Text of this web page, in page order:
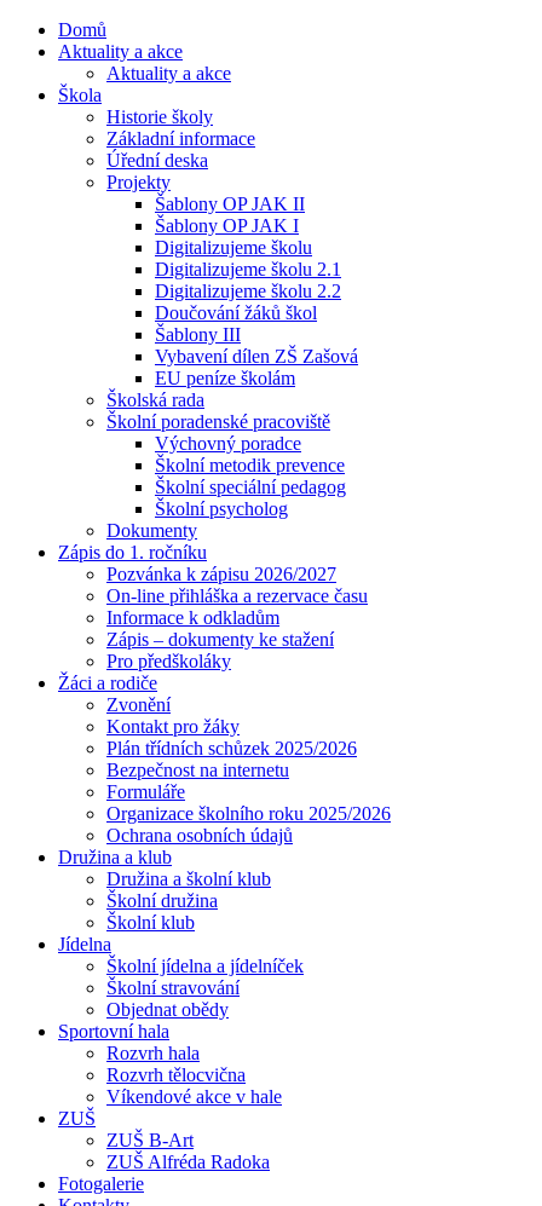
Domů
Aktuality a akce
Aktuality a akce
Škola
Historie školy
Základní informace
Úřední deska
Projekty
Šablony OP JAK II
Šablony OP JAK I
Digitalizujeme školu
Digitalizujeme školu 2.1
Digitalizujeme školu 2.2
Doučování žáků škol
Šablony III
Vybavení dílen ZŠ Zašová
EU peníze školám
Školská rada
Školní poradenské pracoviště
Výchovný poradce
Školní metodik prevence
Školní speciální pedagog
Školní psycholog
Dokumenty
Zápis do 1. ročníku
Pozvánka k zápisu 2026/2027
On-line přihláška a rezervace času
Informace k odkladům
Zápis – dokumenty ke stažení
Pro předškoláky
Žáci a rodiče
Zvonění
Kontakt pro žáky
Plán třídních schůzek 2025/2026
Bezpečnost na internetu
Formuláře
Organizace školního roku 2025/2026
Ochrana osobních údajů
Družina a klub
Družina a školní klub
Školní družina
Školní klub
Jídelna
Školní jídelna a jídelníček
Školní stravování
Objednat obědy
Sportovní hala
Rozvrh hala
Rozvrh tělocvična
Víkendové akce v hale
ZUŠ
ZUŠ B-Art
ZUŠ Alfréda Radoka
Fotogalerie